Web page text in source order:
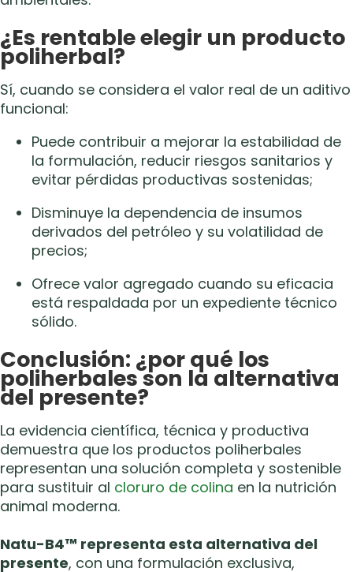
¿Es rentable elegir un producto
poliherbal?
Sí, cuando se considera el valor real de un aditivo
funcional:
Puede contribuir a mejorar la estabilidad de
la formulación, reducir riesgos sanitarios y
evitar pérdidas productivas sostenidas;
Disminuye la dependencia de insumos
derivados del petróleo y su volatilidad de
precios;
Ofrece valor agregado cuando su eficacia
está respaldada por un expediente técnico
sólido.
Conclusión: ¿por qué los
poliherbales son la alternativa
del presente?
La evidencia científica, técnica y productiva
demuestra que los productos poliherbales
representan una solución completa y sostenible
para sustituir al cloruro de colina en la nutrición
animal moderna.
Natu-B4™ representa esta alternativa del
presente, con una formulación exclusiva,